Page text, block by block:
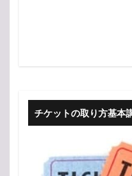
チケットの取り方基本